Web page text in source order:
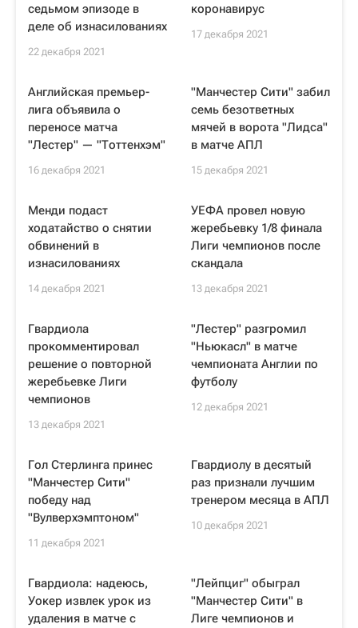
седьмом эпизоде в
деле об изнасилованиях
22 декабря 2021
коронавирус
17 декабря 2021
Английская премьер-
лига объявила о
переносе матча
"Лестер" — "Тоттенхэм"
16 декабря 2021
"Манчестер Сити" забил
семь безответных
мячей в ворота "Лидса"
в матче АПЛ
15 декабря 2021
Менди подаст
ходатайство о снятии
обвинений в
изнасилованиях
14 декабря 2021
УЕФА провел новую
жеребьевку 1/8 финала
Лиги чемпионов после
скандала
13 декабря 2021
Гвардиола
прокомментировал
решение о повторной
жеребьевке Лиги
чемпионов
13 декабря 2021
"Лестер" разгромил
"Ньюкасл" в матче
чемпионата Англии по
футболу
12 декабря 2021
Гол Стерлинга принес
"Манчестер Сити"
победу над
"Вулверхэмптоном"
11 декабря 2021
Гвардиолу в десятый
раз признали лучшим
тренером месяца в АПЛ
10 декабря 2021
Гвардиола: надеюсь,
Уокер извлек урок из
удаления в матче с
"Лейпциг" обыграл
"Манчестер Сити" в
Лиге чемпионов и